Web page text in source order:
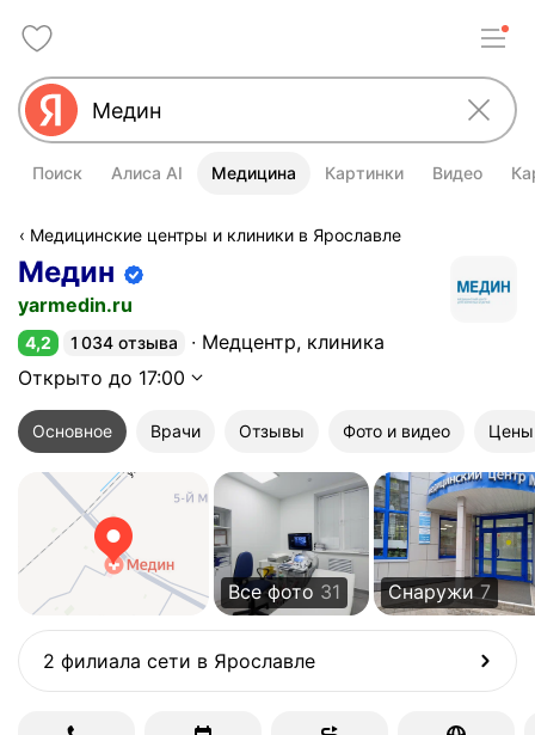
Поиск Алиса AI Медицина Картинки Видео
Медицинские центры и клиники в Ярославле
Медин
Информация об организации
yarmedin.ru
Рейтинг 4,2 из 5
4,2 1 034 отзыва
Медцентр, клиника
Открыто до 17:00
Основное Врачи Отзывы Фото и видео Цены
Все фото 31 Снаружи7
2 филиала сети в Ярославле